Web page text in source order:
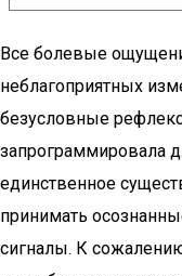
Все болевые
неблагоприятных
безусловные
запрограммировала
единственное
принимать
сигналы. К